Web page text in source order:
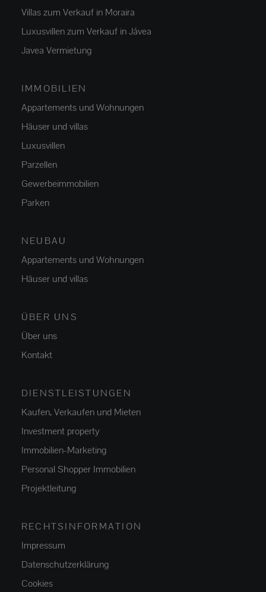
Villas zum Verkauf in Moraira
Luxusvillen zum Verkauf in Jávea
Javea Vermietung
IMMOBILIEN
Appartements und Wohnungen
Häuser und villas
Luxusvillen
Parzellen
Gewerbeimmobilien
Parken
NEUBAU
Appartements und Wohnungen
Häuser und villas
ÜBER UNS
Über uns
Kontakt
DIENSTLEISTUNGEN
Kaufen, Verkaufen und Mieten
Investment property
Immobilien-Marketing
Personal Shopper Immobilien
Projektleitung
RECHTSINFORMATION
Impressum
Datenschutzerklärung
Cookies